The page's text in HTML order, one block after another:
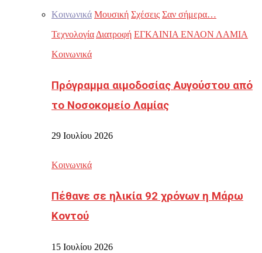
Κοινωνικά Μουσική Σχέσεις Σαν σήμερα…
Τεχνολογία Διατροφή ΕΓΚΑΙΝΙΑ ΕΝΑΟΝ ΛΑΜΙΑ
Κοινωνικά
Πρόγραμμα αιμοδοσίας Αυγούστου από
το Νοσοκομείο Λαμίας
29 Ιουλίου 2026
Κοινωνικά
Πέθανε σε ηλικία 92 χρόνων η Μάρω
Κοντού
15 Ιουλίου 2026